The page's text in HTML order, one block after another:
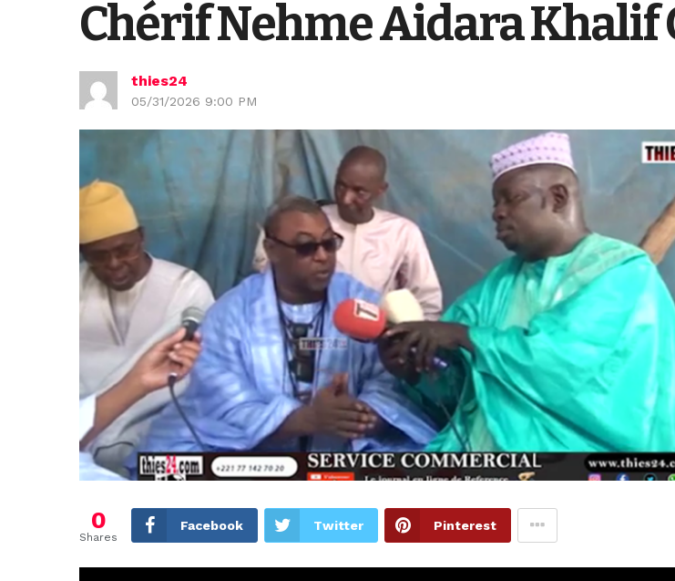
Chérif Nehme Aidara Khalif
thies24
05/31/2026 9:00 PM
0
Shares
Facebook Twitter Pinterest